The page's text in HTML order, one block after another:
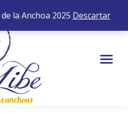
la Anchoa 2025 Descartar